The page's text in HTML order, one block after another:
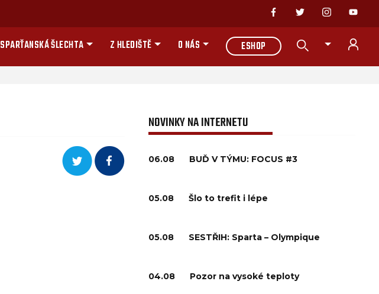
SPARŤANSKÁ ŠLECHTA Z HLEDIŠTĚ O NÁS ESHOP
NOVINKY NA INTERNETU
06.08 BUĎ V TÝMU: FOCUS #3
05.08 Šlo to trefit i lépe
05.08 SESTŘIH: Sparta – Olympique
04.08 Pozor na vysoké teploty